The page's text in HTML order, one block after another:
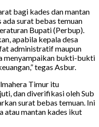
bagi kades dan mantan
ada surat bebas temuan
Bupati (Perbup).
apabila kepala desa
administratif maupun
menyampaikan bukti-bukti
tegas Asbur.
Timur itu
dan diverifikasi oleh Sub
surat bebas temuan. Ini
atau mantan kades ikut